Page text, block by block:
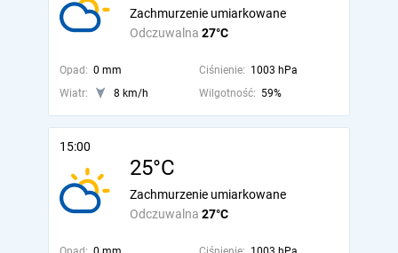
Odczuwalna 27°C
Zachmurzenie umiarkowane
Opad: 0 mm Ciśnienie: 1003 hPa
Wiatr:
8 km/h Wilgotność: 59%
15:00
25°C
Odczuwalna 27°C
Zachmurzenie umiarkowane